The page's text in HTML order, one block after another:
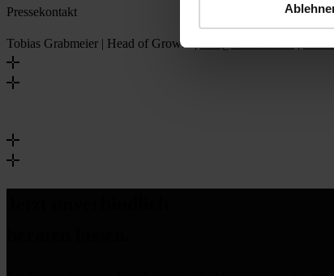
Pressekontakt
Tobias Grabmeier | Head of Growth |info@coneva.com|+49-